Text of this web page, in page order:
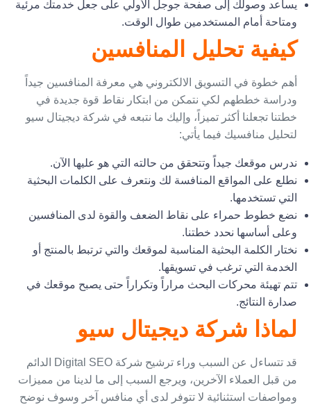
يساعد وصولك إلى صفحة جوجل الأولي على جعل خدمتك مرئية
ومتاحة أمام المستخدمين طوال الوقت.
كيفية تحليل المنافسين
أهم خطوة في التسويق الالكتروني هي معرفة المنافسين جيداً
ودراسة خططهم لكي نتمكن من ابتكار نقاط قوة جديدة في
خطتنا تجعلنا أكثر تميزاً، وإليك ما نتبعه في شركة ديجيتال سيو
لتحليل منافسيك فيما يأتي:
ندرس موقعك جيداً وتتحقق من حالته التي هو عليها الآن.
نطلع على المواقع المنافسة لك ونتعرف على الكلمات البحثية
التي تستخدمها.
نضع خطوط حمراء على نقاط الضعف والقوة لدى المنافسين
وعلى أساسها نحدد خطتنا.
نختار الكلمة البحثية المناسبة لموقعك والتي ترتبط بالمنتج أو
الخدمة التي ترغب في تسويقها.
تتم تهيئة محركات البحث مراراً وتكراراً حتى يصبح موقعك في
صدارة النتائج.
لماذا شركة ديجيتال سيو
قد تتساءل عن السبب وراء ترشيح شركة Digital SEO الدائم
من قبل العملاء الآخرين، ويرجع السبب إلى ما لدينا من مميزات
ومواصفات استثنائية لا تتوفر لدى أي منافس آخر وسوف نوضح